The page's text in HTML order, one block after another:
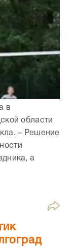
в
области
– Решение
а